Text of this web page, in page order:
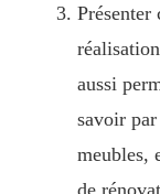
Présenter
aussi
savoir
meubles,
de